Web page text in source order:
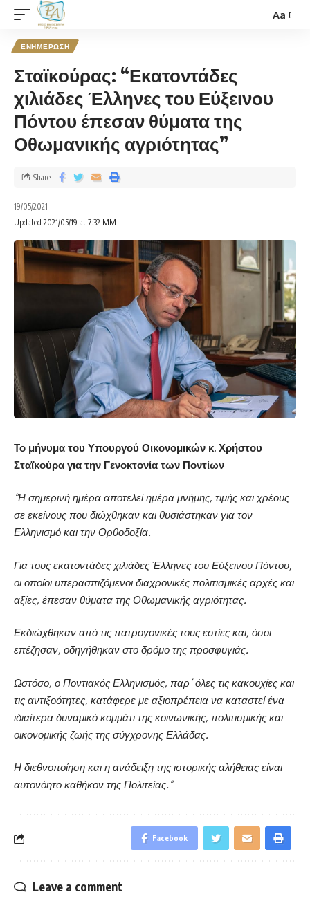
Aa
ΕΝΗΜΕΡΩΣΗ
Σταϊκούρας: “Εκατοντάδες
χιλιάδες Έλληνες του Εύξεινου
Πόντου έπεσαν θύματα της
Οθωμανικής αγριότητας”
19/05/2021
Updated 2021/05/19 at 7:32 ΜΜ
Share
Το μήνυμα του Υπουργού Οικονομικών κ. Χρήστου
Σταϊκούρα για την Γενοκτονία των Ποντίων
“Η σημερινή ημέρα αποτελεί ημέρα μνήμης, τιμής και χρέους
σε εκείνους που διώχθηκαν και θυσιάστηκαν για τον
Ελληνισμό και την Ορθοδοξία.
Για τους εκατοντάδες χιλιάδες Έλληνες του Εύξεινου Πόντου,
οι οποίοι υπερασπιζόμενοι διαχρονικές πολιτισμικές αρχές και
αξίες, έπεσαν θύματα της Οθωμανικής αγριότητας.
Εκδιώχθηκαν από τις πατρογονικές τους εστίες και, όσοι
επέζησαν, οδηγήθηκαν στο δρόμο της προσφυγιάς.
Ωστόσο, ο Ποντιακός Ελληνισμός, παρ’ όλες τις κακουχίες και
τις αντιξοότητες, κατάφερε με αξιοπρέπεια να καταστεί ένα
ιδιαίτερα δυναμικό κομμάτι της κοινωνικής, πολιτισμικής και
οικονομικής ζωής της σύγχρονης Ελλάδας.
Η διεθνοποίηση και η ανάδειξη της ιστορικής αλήθειας είναι
αυτονόητο καθήκον της Πολιτείας.”
Facebook
Leave a comment